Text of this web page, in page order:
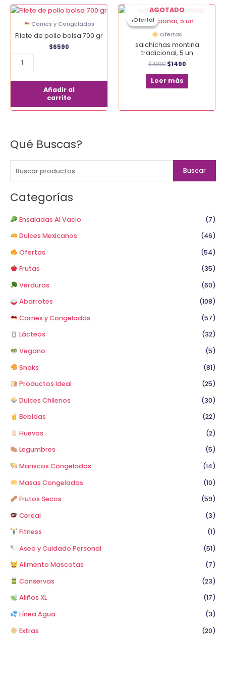
Qué Buscas?
B
c
a
p
:
Buscar
Categorías
Ensaladas Al Vacio
(7)
Dulces Mexicanos
(46)
Ofertas
(54)
Frutas
(35)
Verduras
(60)
Abarrotes
(108)
Carnes y Congelados
(57)
Lácteos
(32)
Vegano
(5)
Snaks
(81)
Productos Ideal
(25)
Dulces Chilenos
(30)
Bebidas
(22)
Huevos
(2)
Legumbres
(5)
Mariscos Congelados
(14)
Masas Congeladas
(10)
Frutos Secos
(59)
Cereal
(3)
Fitness
(1)
Aseo y Cuidado Personal
(51)
Alimento Mascotas
(7)
Conservas
(23)
Aliños XL
(17)
Línea Agua
(3)
Extras
(20)
Carnes y Congelados
Filete de pollo bolsa 700 gr
$6590
Filete
700
cantidad
Añadir al
carrito
¡Oferta!
AGOTADO
¡Oferta!
Ofertas
salchichas montina
tradicional, 5 un
$1990
El
original
$1990.
$1490
actual
Leer más